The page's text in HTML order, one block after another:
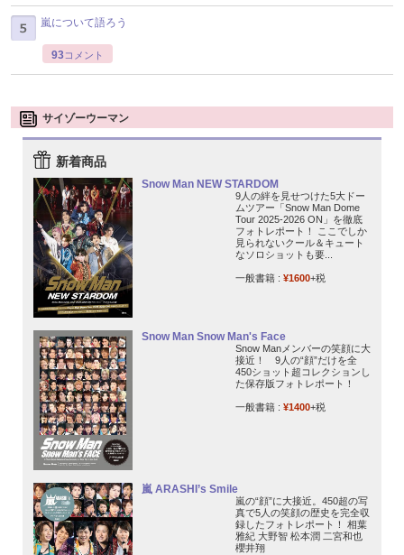
嵐について語ろう
93コメント
サイゾーウーマン
新着商品
Snow Man NEW STARDOM
9人の絆を見せつけた5大ドー
ムツアー「Snow Man Dome
Tour 2025-2026 ON」を徹底
フォトレポート！ ここでしか
見られないクール＆キュート
なソロショットも要...
一般書籍 : ¥1600+税
Snow Man Snow Man's Face
Snow Manメンバーの笑顔に大
接近！ 9人の“顔”だけを全
450ショット超コレクションし
た保存版フォトレポート！
一般書籍 : ¥1400+税
嵐 ARASHI’s Smile
嵐の“顔”に大接近。450超の写
真で5人の笑顔の歴史を完全収
録したフォトレポート！ 相葉
雅紀 大野智 松本潤 二宮和也
櫻井翔